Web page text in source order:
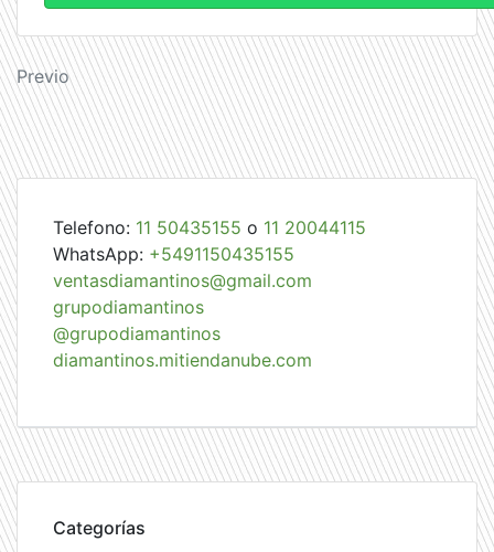
Navegación
de
entradas
Previo
Telefono: 11 50435155 o 11 20044115
WhatsApp: +5491150435155
ventasdiamantinos@gmail.com
grupodiamantinos
@grupodiamantinos
diamantinos.mitiendanube.com
Categorías